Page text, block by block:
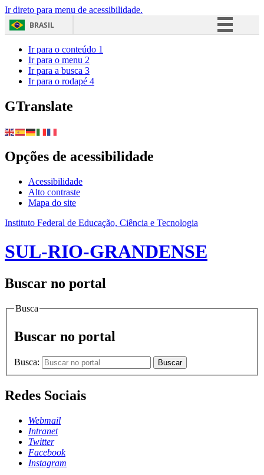
Ir direto para menu de acessibilidade.
BRASIL
Ir para o conteúdo 1
Ir para o menu 2
Ir para a busca 3
Ir para o rodapé 4
GTranslate
Opções de acessibilidade
Acessibilidade
Alto contraste
Mapa do site
Instituto Federal de Educação, Ciência e Tecnologia
SUL-RIO-GRANDENSE
Buscar no portal
Busca
Buscar no portal
Busca: Buscar
Redes Sociais
Webmail
Intranet
Twitter
Facebook
Instagram